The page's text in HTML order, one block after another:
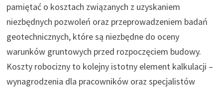
pamiętać o kosztach związanych z uzyskaniem
niezbędnych pozwoleń oraz przeprowadzeniem badań
geotechnicznych, które są niezbędne do oceny
warunków gruntowych przed rozpoczęciem budowy.
Koszty robocizny to kolejny istotny element kalkulacji –
wynagrodzenia dla pracowników oraz specjalistów